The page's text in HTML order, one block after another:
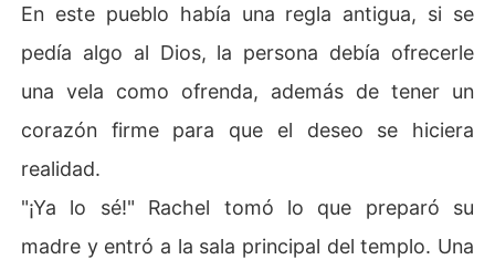
En este pueblo había una regla antigua, si se
pedía algo al Dios, la persona debía ofrecerle
una vela como ofrenda, además de tener un
corazón firme para que el deseo se hiciera
realidad.
"¡Ya lo sé!" Rachel tomó lo que preparó su
madre y entró a la sala principal del templo. Una